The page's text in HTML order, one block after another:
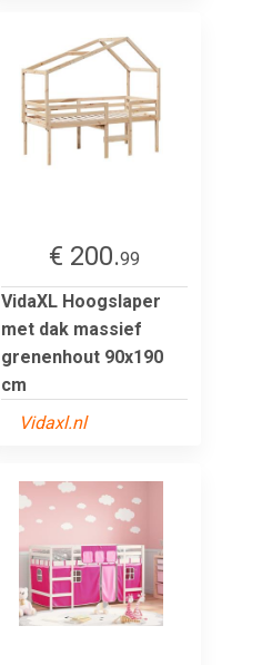
€ 200.99
VidaXL Hoogslaper
met dak massief
grenenhout 90x190
cm
Vidaxl.nl